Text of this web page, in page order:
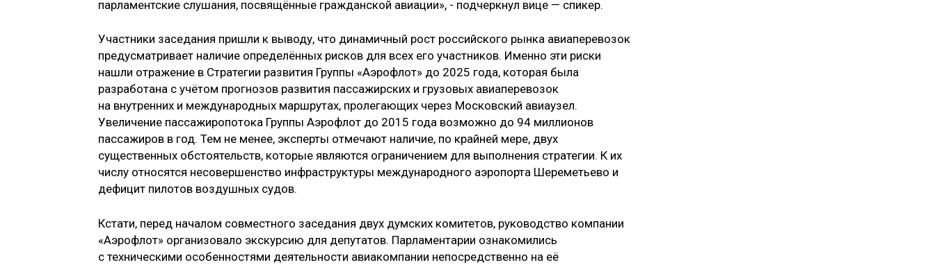
парламентские слушания, посвящённые гражданской авиации», - подчеркнул вице — спикер.
Участники заседания пришли к выводу, что динамичный рост российского рынка авиаперевозок
предусматривает наличие определённых рисков для всех его участников. Именно эти риски
нашли отражение в Стратегии развития Группы «Аэрофлот» до 2025 года, которая была
разработана с учётом прогнозов развития пассажирских и грузовых авиаперевозок
на внутренних и международных маршрутах, пролегающих через Московский авиаузел.
Увеличение пассажиропотока Группы Аэрофлот до 2015 года возможно до 94 миллионов
пассажиров в год. Тем не менее, эксперты отмечают наличие, по крайней мере, двух
существенных обстоятельств, которые являются ограничением для выполнения стратегии. К их
числу относятся несовершенство инфраструктуры международного аэропорта Шереметьево и
дефицит пилотов воздушных судов.
Кстати, перед началом совместного заседания двух думских комитетов, руководство компании
«Аэрофлот» организовало экскурсию для депутатов. Парламентарии ознакомились
с техническими особенностями деятельности авиакомпании непосредственно на её